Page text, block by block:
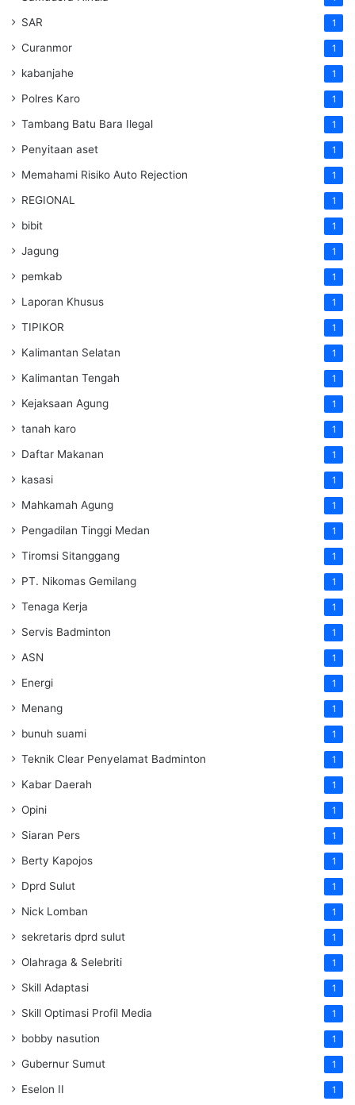
SAR 1
Curanmor 1
kabanjahe 1
Polres Karo 1
Tambang Batu Bara Ilegal 1
Penyitaan aset 1
Memahami Risiko Auto Rejection 1
REGIONAL 1
bibit 1
Jagung 1
pemkab 1
Laporan Khusus 1
TIPIKOR 1
Kalimantan Selatan 1
Kalimantan Tengah 1
Kejaksaan Agung 1
tanah karo 1
Daftar Makanan 1
kasasi 1
Mahkamah Agung 1
Pengadilan Tinggi Medan 1
Tiromsi Sitanggang 1
PT. Nikomas Gemilang 1
Tenaga Kerja 1
Servis Badminton 1
ASN 1
Energi 1
Menang 1
bunuh suami 1
Teknik Clear Penyelamat Badminton 1
Kabar Daerah 1
Opini 1
Siaran Pers 1
Berty Kapojos 1
Dprd Sulut 1
Nick Lomban 1
sekretaris dprd sulut 1
Olahraga & Selebriti 1
Skill Adaptasi 1
Skill Optimasi Profil Media 1
bobby nasution 1
Gubernur Sumut 1
Eselon II 1